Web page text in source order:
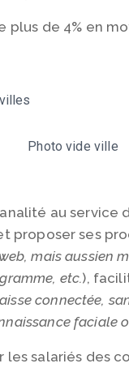
de 4% en
au service
proposer ses
mais aussien
etc.),
connectée,
faciale
les salariés des